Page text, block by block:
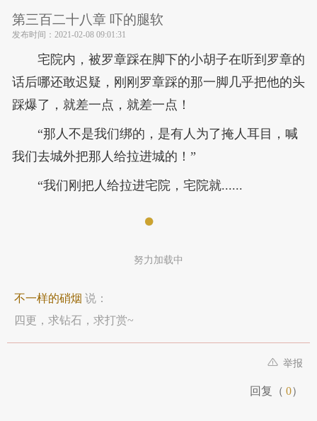
第三百二十八章 吓的腿软
发布时间： 2021-02-08 09:01:31
宅院内，被罗章踩在脚下的小胡子在听到罗章的
话后哪还敢迟疑，刚刚罗章踩的那一脚几乎把他的头
踩爆了，就差一点，就差一点！
“那人不是我们绑的，是有人为了掩人耳目，喊
我们去城外把那人给拉进城的！”
“我们刚把人给拉进宅院，宅院就......
努力加载中
不一样的硝烟 说：
四更，求钻石，求打赏~
举报
回复（ 0）